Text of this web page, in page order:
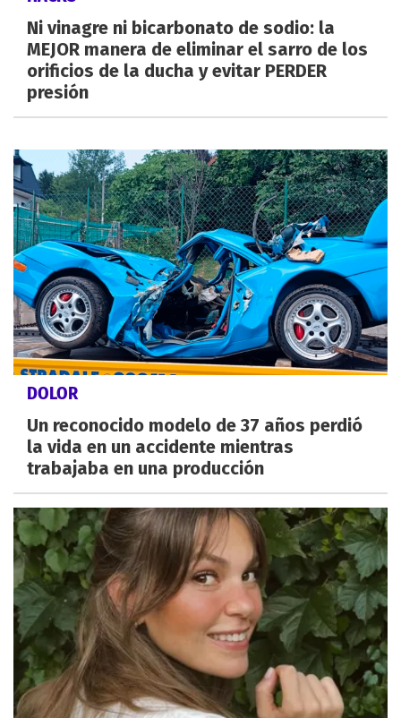
Ni vinagre ni bicarbonato de sodio: la
MEJOR manera de eliminar el sarro de los
orificios de la ducha y evitar PERDER
presión
DOLOR
Un reconocido modelo de 37 años perdió
la vida en un accidente mientras
trabajaba en una producción